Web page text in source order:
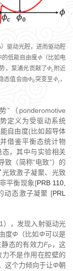
驱动光腔，进而驱动腔
的低能自由度Φ（比如电
，泵浦光贡献了Φc 附近
态值会由Φ0 突变至Φc，
（ponderomotive
定义为受驱动系统
自由度(比如超导体
借鉴平衡态统计物
，其中与实验相关
致（简称“电致”）的
致激子凝聚、光致
平衡现象[PRB 110,
动态激子凝聚 [PRL
），发现入射驱动光
度Φ （比如Φ可以是
态的有效力FP ，这
不是作用在腔壁的
这个力倾向于让Φ朝